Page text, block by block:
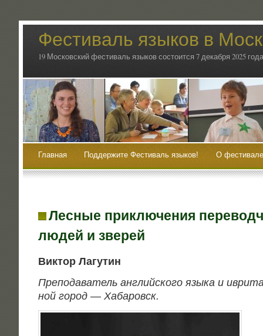
Фестиваль языков в
19 Московский фестиваль языков состоится 7 декабря 2025
Главная Поддержите Фестиваль языков! О
Лесные приключения
людей и зверей
Вик­тор Лагутин
Пре­по­да­ва­тель англий­ско­го язы­ка и
ной город — Хабаровск.